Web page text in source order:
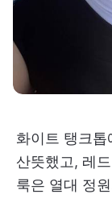
화이트 탱크
산뜻했고, 레
룩은 열대 정